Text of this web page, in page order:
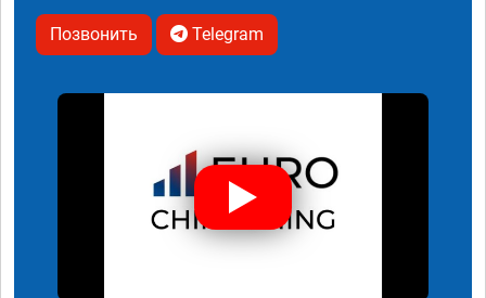
Позвонить Telegram